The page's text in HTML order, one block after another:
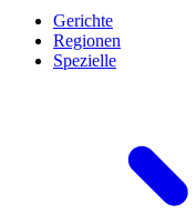
Gerichte
Regionen
Spezielle